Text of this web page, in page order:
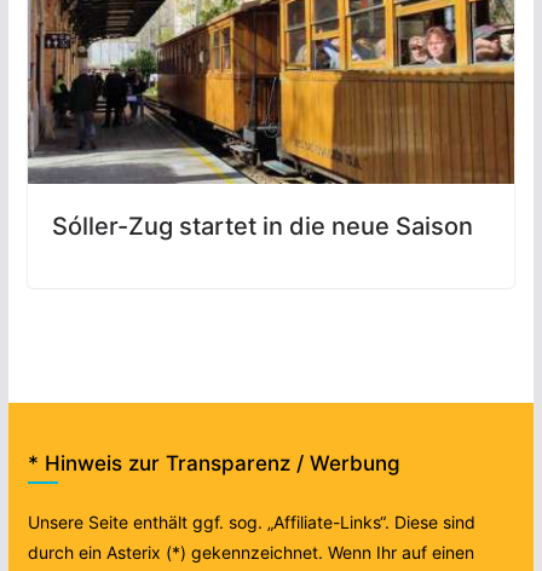
Sóller-Zug startet in die neue Saison
* Hinweis zur Transparenz / Werbung
Unsere Seite enthält ggf. sog. „Affiliate-Links“. Diese sind
durch ein Asterix (*) gekennzeichnet. Wenn Ihr auf einen